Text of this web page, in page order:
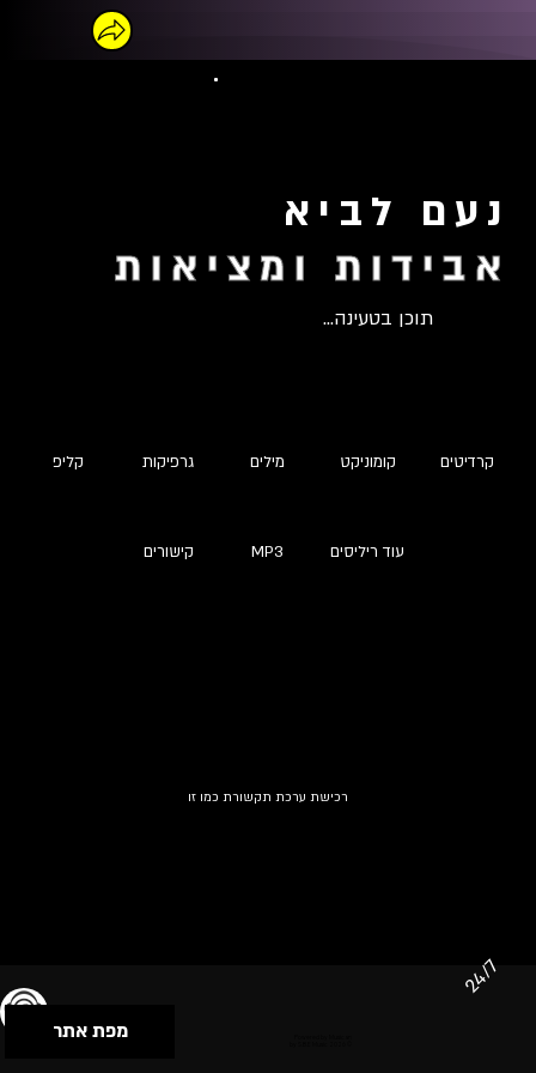
נעם לביא
אבידות ומציאות
תוכן בטעינה...
קליפ גרפיקות מילים קומוניקט קרדיטים
קישורים MP3 עוד ריליסים
רכישת ערכת תקשורת כמו זו
מפת אתר
24/7